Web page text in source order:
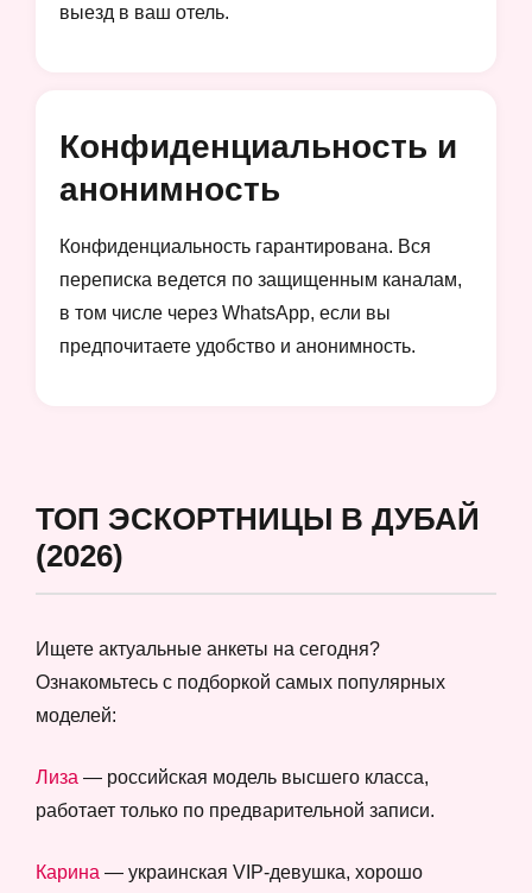
выезд в ваш отель.
Конфиденциальность и
анонимность
Конфиденциальность гарантирована. Вся
переписка ведется по защищенным каналам,
в том числе через WhatsApp, если вы
предпочитаете удобство и анонимность.
ТОП ЭСКОРТНИЦЫ В ДУБАЙ
(2026)
Ищете актуальные анкеты на сегодня?
Ознакомьтесь с подборкой самых популярных
моделей:
Лиза — российская модель высшего класса,
работает только по предварительной записи.
Карина — украинская VIP-девушка, хорошо